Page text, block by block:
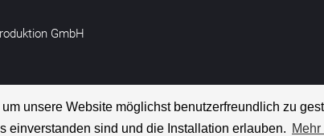
unsere Website möglichst benutzerfreundlich zu
einverstanden sind und die Installation erlauben.
GmbH